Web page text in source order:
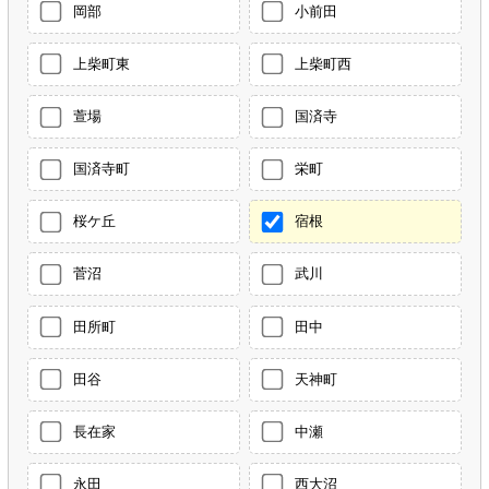
岡部 小前田
上柴町東 上柴町西
萱場 国済寺
国済寺町 栄町
桜ケ丘 宿根
菅沼 武川
田所町 田中
田谷 天神町
長在家 中瀬
永田 西大沼